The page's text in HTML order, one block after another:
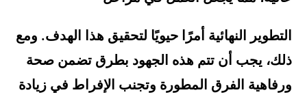
التطوير النهائية أمرًا حيويًا لتحقيق هذا الهدف. ومع
ذلك، يجب أن تتم هذه الجهود بطرق تضمن صحة
ورفاهية الفرق المطورة وتجنب الإفراط في زيادة